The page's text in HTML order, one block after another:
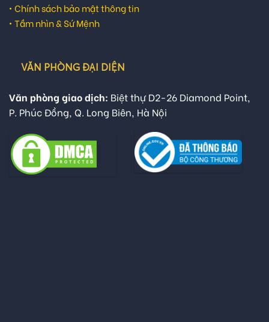
• Chính sách bảo mật thông tin
• Tầm nhìn & Sứ Mệnh
VĂN PHÒNG ĐẠI DIỆN
Văn phòng giao dịch: Biệt thự D2-26 Diamond Point,
P. Phúc Đồng, Q. Long Biên, Hà Nội